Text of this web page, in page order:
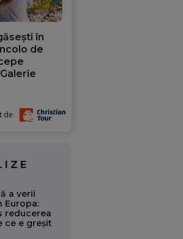
în
de
de
a verii
Europa:
reducerea
ce e greșit